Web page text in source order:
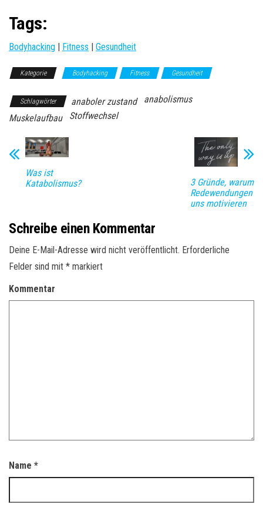
Tags:
Bodyhacking Fitness Gesundheit
Kategorie Bodyhacking Fitness Gesundheit
Schlagwörter anaboler zustand
anabolismus
Muskelaufbau
Stoffwechsel
Was ist
Katabolismus?
3 Gründe, warum
Redewendungen
uns motivieren
Schreibe einen Kommentar
Deine E-Mail-Adresse wird nicht veröffentlicht. Erforderliche
Felder sind mit * markiert
Kommentar
Name *